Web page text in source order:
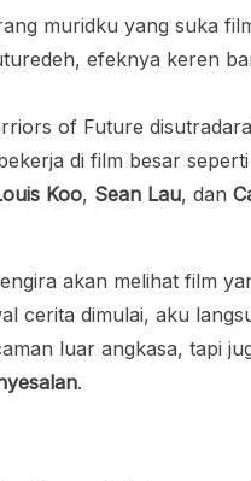
muridku yang suka
efeknya keren
of Future
di film besar seperti
Koo, Sean Lau, dan
akan melihat film
cerita dimulai, aku
luar angkasa, tapi
.